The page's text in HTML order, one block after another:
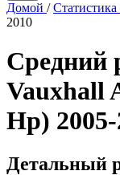
Домой / Статистика
2010
Средний
Vauxhall
Hp)
Детальный